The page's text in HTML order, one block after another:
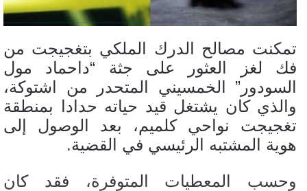
تمكنت مصالح الدرك الملكي بتغجيجت من
فك لغز العثور على جثة “داحماد مول
السودور” الخمسيني المتحدر من اشتوكة،
والذي كان يشتغل قيد حياته حدادا بمنطقة
تغجيجت نواحي كلميم، بعد الوصول إلى
هوية المشتبه الرئيسي في القضية.
وحسب المعطيات المتوفرة، فقد كان